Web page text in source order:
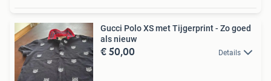
Gucci Polo XS met Tijgerprint - Zo goed
als nieuw
€ 50,00 Details